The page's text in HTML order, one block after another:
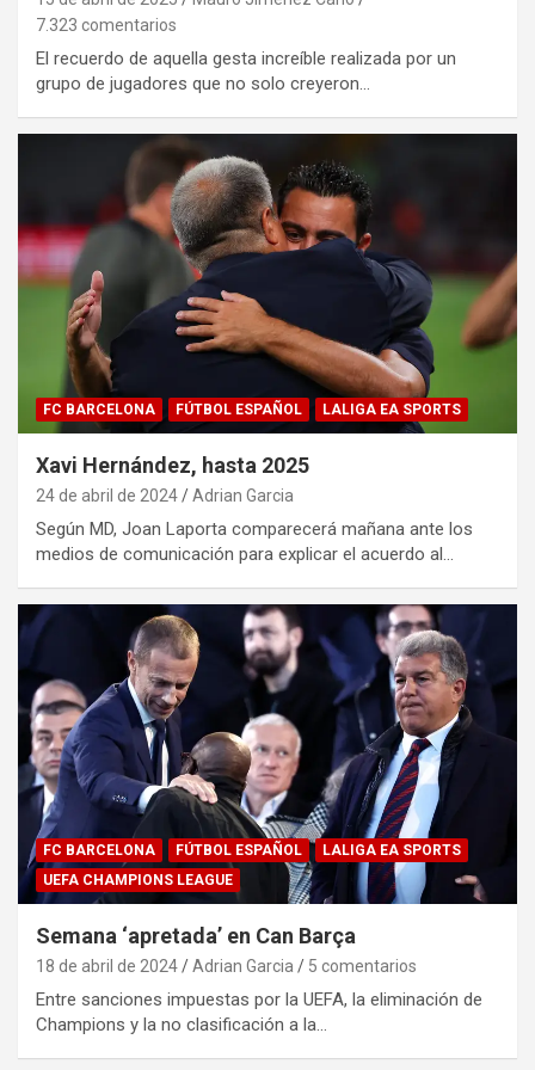
7.323 comentarios
El recuerdo de aquella gesta increíble realizada por un
grupo de jugadores que no solo creyeron…
FC BARCELONA FÚTBOL ESPAÑOL LALIGA EA SPORTS
Xavi Hernández, hasta 2025
24 de abril de 2024 Adrian Garcia
Según MD, Joan Laporta comparecerá mañana ante los
medios de comunicación para explicar el acuerdo al…
FC BARCELONA FÚTBOL ESPAÑOL
LALIGA EA SPORTS
UEFA CHAMPIONS LEAGUE
Semana ‘apretada’ en Can Barça
18 de abril de 2024 Adrian Garcia 5 comentarios
Entre sanciones impuestas por la UEFA, la eliminación de
Champions y la no clasificación a la…